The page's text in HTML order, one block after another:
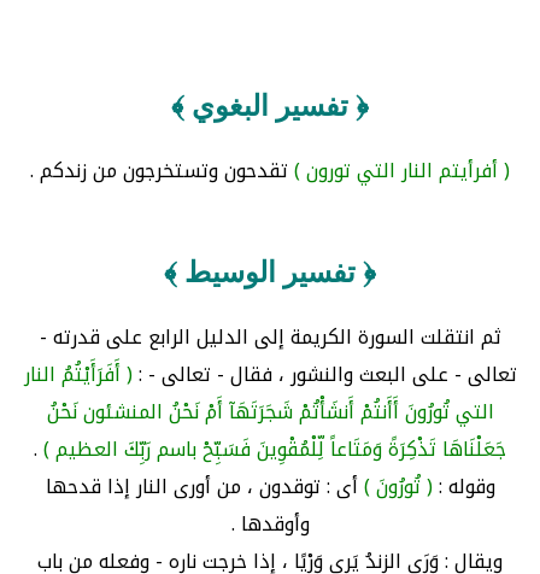
﴿ تفسير البغوي ﴾
( أفرأيتم النار التي تورون )تقدحون وتستخرجون من زندكم .
﴿ تفسير الوسيط ﴾
ثم انتقلت السورة الكريمة إلى الدليل الرابع على قدرته -
تعالى - على البعث والنشور ، فقال - تعالى - :( أَفَرَأَيْتُمُ النار
التي تُورُونَ أَأَنتُمْ أَنشَأْتُمْ شَجَرَتَهَآ أَمْ نَحْنُ المنشئون نَحْنُ
جَعَلْنَاهَا تَذْكِرَةً وَمَتَاعاً لِّلْمُقْوِينَ فَسَبِّحْ باسم رَبِّكَ العظيم ).
وقوله :( تُورُونَ )أى : توقدون ، من أورى النار إذا قدحها
وأوقدها .
ويقال : وَرَى الزندُ يَرِى وَرْيًا ، إذا خرجت ناره - وفعله من باب